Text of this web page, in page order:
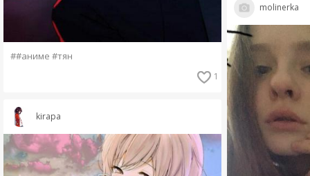
##аниме #тян
1
kirapa
molinerka